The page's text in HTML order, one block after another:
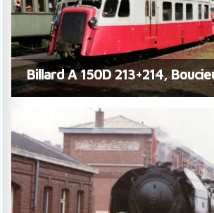
Billard A 150D 213+214,